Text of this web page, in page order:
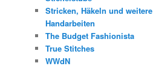
Stricken, Häkeln und weitere
Handarbeiten
The Budget Fashionista
True Stitches
WWdN